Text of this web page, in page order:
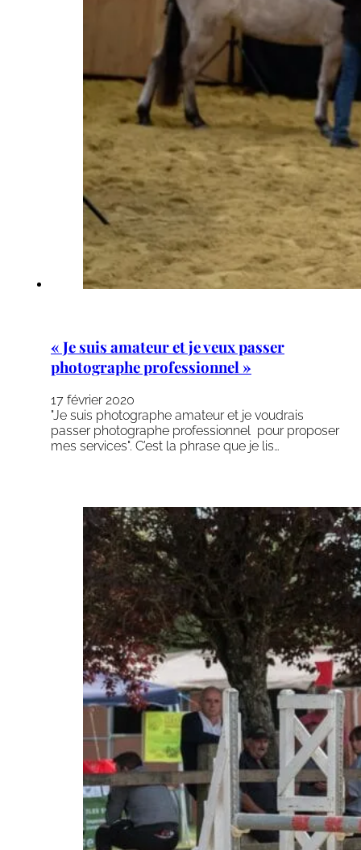
« Je suis amateur et je veux passer
photographe professionnel »
17 février 2020
"Je suis photographe amateur et je voudrais
passer photographe professionnel pour proposer
mes services". C’est la phrase que je lis…